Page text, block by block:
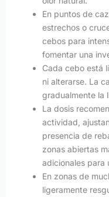
En puntos de
estrechos o
cebos para
fomentar una
Cada cebo está
ni alterarse. La
gradualmente la
La dosis
actividad,
presencia de
zonas abiertas
adicionales para
En zonas de
ligeramente